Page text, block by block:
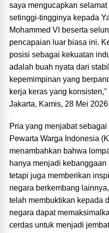
saya mengucapkan
setinggi-tingginya kepada
Mohammed VI beserta
pencapaian luar biasa ini.
posisi sebagai kekuatan
adalah buah nyata dari
kepemimpinan yang
kerja keras yang
Jakarta, Kamis, 28 Mei 2026.
Pria yang menjabat
Pewarta Warga Indonesia
menambahkan bahwa
hanya menjadi kebanggaan
tetapi juga memberikan
negara berkembang
telah membuktikan kepada
negara dapat
cerdas untuk menjadi